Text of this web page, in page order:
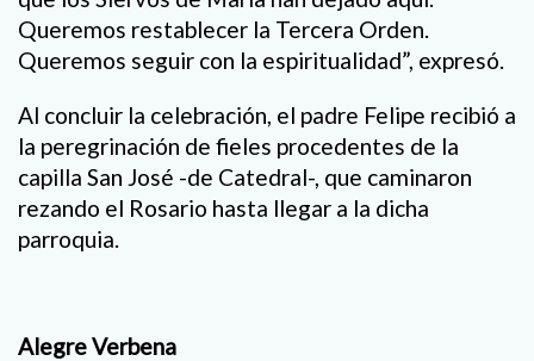
Queremos restablecer la Tercera Orden.
Queremos seguir con la espiritualidad”, expresó.
Al concluir la celebración, el padre Felipe recibió a
la peregrinación de fieles procedentes de la
capilla San José -de Catedral-, que caminaron
rezando el Rosario hasta llegar a la dicha
parroquia.
Alegre Verbena